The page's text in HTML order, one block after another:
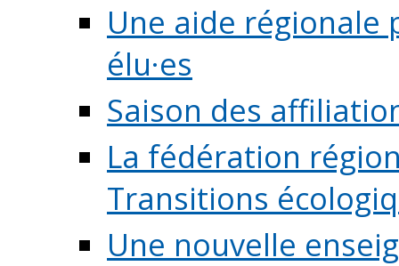
Une aide régionale
élu·es
Saison des
La fédération
Transitions
Une nouvelle